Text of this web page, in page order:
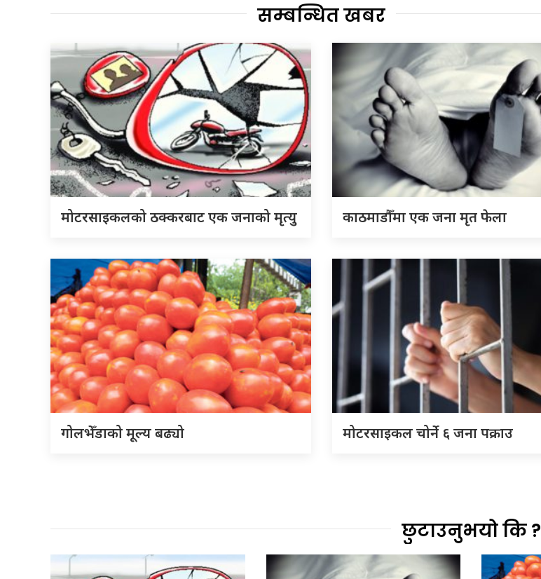
सम्बन्धित खबर
मोटरसाइकलको ठक्करबाट एक जनाको मृत्यु काठमाडौँमा एक जना मृत फेला
गोलभेँडाको मूल्य बढ्यो मोटरसाइकल चोर्ने ६ जना पक्राउ
छुटाउनुभयो कि ?